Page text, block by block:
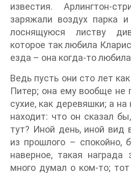
известия. Арлингтон-
заряжали воздух парка
лоснящуюся листву
которое так любила
езда – она когда-то
Ведь пусть они сто лет
Питер; она ему вообще не
сухие, как деревяшки; а на
находит: что он сказал
тут? Иной день, иной вид
из прошлого – спокойно,
наверное, такая награда
много думал о ком-то;